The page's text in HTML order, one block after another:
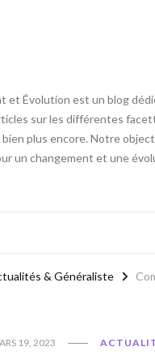
et Évolution est un blog
sur les différentes
plus encore. Notre
un changement et une
& Généraliste
19, 2023